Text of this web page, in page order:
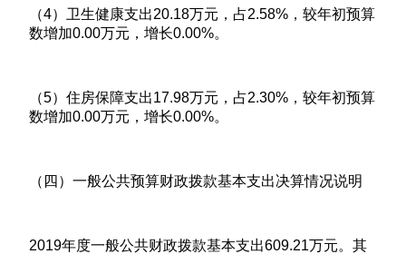
（4）卫生健康支出20.18万元，占2.58%，较年初预算
数增加0.00万元，增长0.00%。
（5）住房保障支出17.98万元，占2.30%，较年初预算
数增加0.00万元，增长0.00%。
（四）一般公共预算财政拨款基本支出决算情况说明
2019年度一般公共财政拨款基本支出609.21万元。其